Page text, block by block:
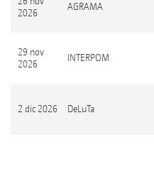
2026
AGRAMA
29 nov
2026
INTERPOM
2 dic 2026 DeLuTa